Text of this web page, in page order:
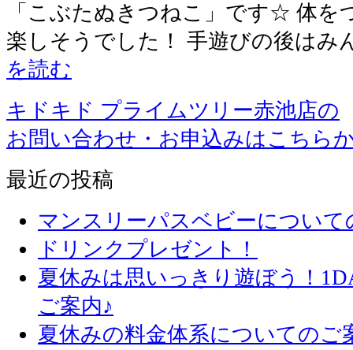
「こぶたぬきつねこ」です☆ 体を
楽しそうでした！ 手遊びの後は
を読む
キドキド プライムツリー赤池店の
お問い合わせ・お申込みはこちら
最近の投稿
マンスリーパスベビーについて
ドリンクプレゼント！
夏休みは思いっきり遊ぼう！
ご案内♪
夏休みの料金体系についてのご